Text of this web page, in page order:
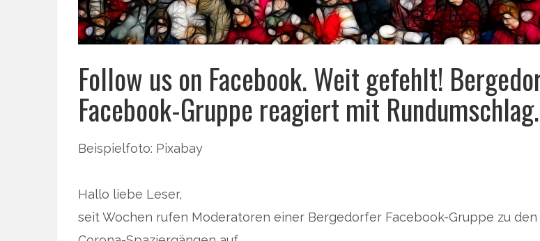
Follow us on Facebook. Weit gefehlt!
Facebook-Gruppe reagiert mit Rundumschlag.
Beispielfoto: Pixabay
Hallo liebe Leser,
seit Wochen rufen Moderatoren einer Bergedorfer Facebook-Gruppe zu den